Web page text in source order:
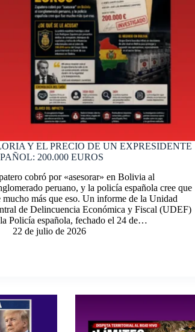
Y EL PRECIO DE UN EXPRESIDENTE
200.000 EUROS
cobró por «asesorar» en Bolivia al
peruano, y la policía española cree que
mucho más que eso. Un informe de la Unidad
de Delincuencia Económica y Fiscal (UDEF)
Policía española, fechado el 24 de…
22 de julio de 2026